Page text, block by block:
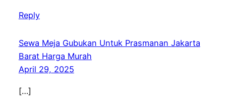
Reply
Sewa Meja Gubukan Untuk Prasmanan Jakarta
Barat Harga Murah
April 29, 2025
[…]